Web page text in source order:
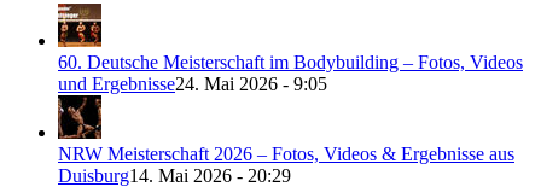
60. Deutsche Meisterschaft im Bodybuilding – Fotos, Videos
und Ergebnisse24. Mai 2026 - 9:05
NRW Meisterschaft 2026 – Fotos, Videos & Ergebnisse aus
Duisburg14. Mai 2026 - 20:29